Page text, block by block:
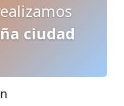
ciudad